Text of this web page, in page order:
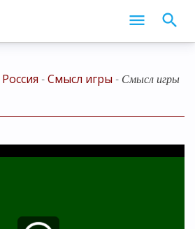
Россия - Смысл игры - Смысл игры